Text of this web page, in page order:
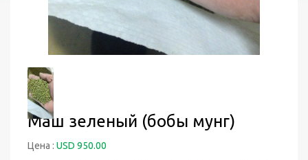
Маш зеленый (бобы мунг)
Цена : USD 950.00